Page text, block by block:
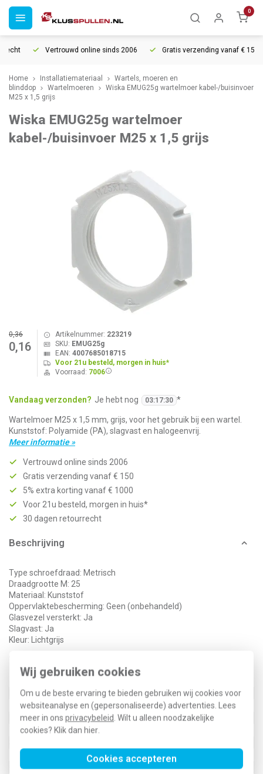
Wij gebruiken cookies
Om u de beste ervaring te bieden gebruiken wij cookies voor
websiteanalyse en (gepersonaliseerde) advertenties. Lees
meer in ons privacybeleid . Wilt u alleen noodzakelijke
cookies? Klik dan hier
Cookies accepteren
0
Vertrouwd online sinds 2006 Gratis verzending vanaf € 150
Home Installatiemateriaal
Wartels, moeren en
blinddop
Wartelmoeren
Wiska EMUG25g wartelmoer kabel-/buisinvoer
M25 x 1,5 grijs
Wiska EMUG25g wartelmoer
kabel-/buisinvoer M25 x 1,5 grijs
0,36
0,16
Artikelnummer: 223219
SKU: EMUG25g
EAN: 4007685018715
Voor 21u besteld, morgen in huis*
Voorraad: 7006
Vandaag verzonden? Je hebt nog 03:17:30 *
Wartelmoer M25 x 1,5 mm, grijs, voor het gebruik bij een wartel.
Kunststof: Polyamide (PA), slagvast en halogeenvrij.
Meer informatie »
Vertrouwd online sinds 2006
Gratis verzending vanaf € 150
5% extra korting vanaf € 1000
Voor 21u besteld, morgen in huis*
30 dagen retourrecht
Beschrijving
Type schroefdraad: Metrisch
Draadgrootte M: 25
Materiaal: Kunststof
Oppervlaktebescherming: Geen (onbehandeld)
Glasvezel versterkt: Ja
Slagvast: Ja
Kleur: Lichtgrijs
Specificatie
Kleur
Grijs
Halogeenvrij
Ja
Hoogte
6 Millimeter (mm)
Vorm
Oppervlaktebescherming
Onbehandeld
Glasvezelversterkt
Ja